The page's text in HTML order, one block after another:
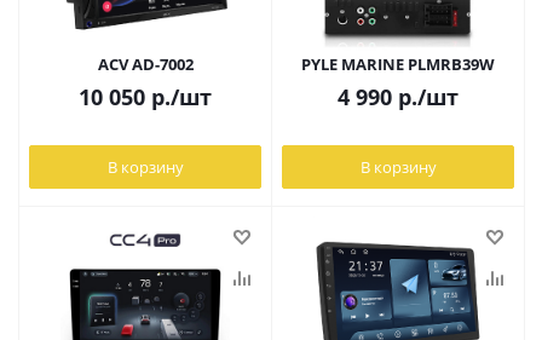
ACV AD-7002
10 050 р./шт
В корзину
PYLE MARINE PLMRB39W
4 990 р./шт
В корзину